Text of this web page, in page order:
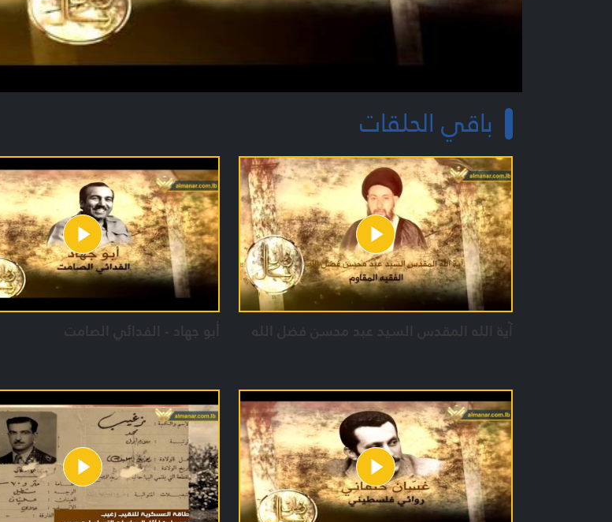
باقي الحلقات
آية الله المقدس السيد عبد محسن فضل الله أبو جهاد - الفدائي الصامت